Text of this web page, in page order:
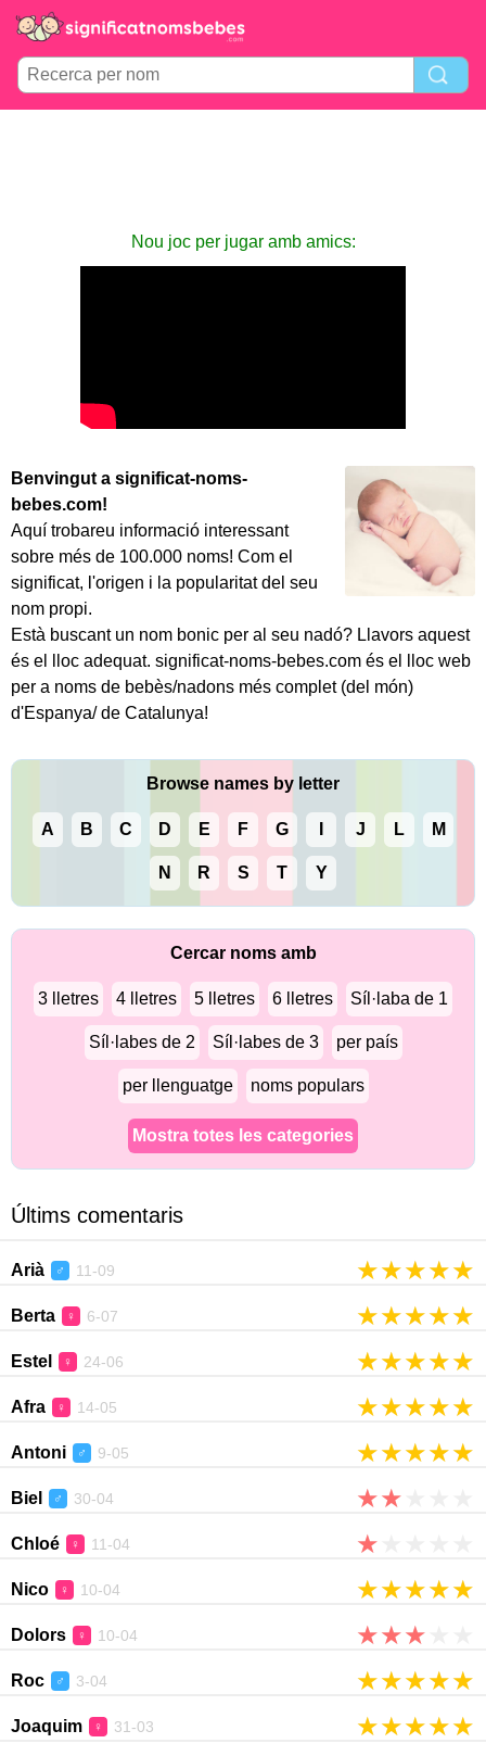
Nou joc per jugar amb amics:
Benvingut a significat-noms-
bebes.com!
Aquí trobareu informació interessant
sobre més de 100.000 noms! Com el
significat, l'origen i la popularitat del seu
nom propi.
Està buscant un nom bonic per al seu nadó? Llavors aquest
és el lloc adequat. significat-noms-bebes.com és el lloc web
per a noms de bebès/nadons més complet (del món)
d'Espanya/ de Catalunya!
Browse names by letter
A B C D E F G J L M
N R S T Y
Cercar noms amb
3 lletres 4 lletres 5 lletres 6 lletres Síl·laba de 1
Síl·labes de 2 Síl·labes de 3 per país
per llenguatge noms populars
Mostra totes les categories
Últims comentaris
Arià ♂ 11-09 ★★★★★
Berta ♀ 6-07 ★★★★★
Estel ♀ 24-06 ★★★★★
Afra ♀ 14-05 ★★★★★
Antoni ♂ 9-05 ★★★★★
Biel ♂ 30-04 ★★
Chloé ♀ 11-04 ★
Nico ♀ 10-04 ★★★★★
Dolors ♀ 10-04 ★★★
Roc ♂ 3-04 ★★★★★
Joaquim ♀ 31-03 ★★★★★